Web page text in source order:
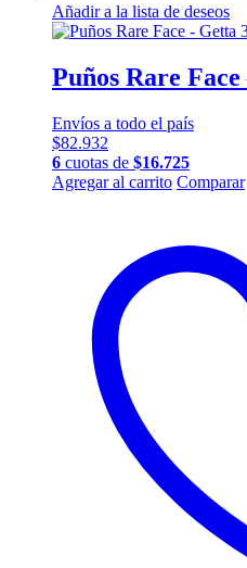
Añadir a la lista de deseos
Puños Rare
Envíos a todo el país
$82.932
6 cuotas de $16.725
Agregar al carrito Comparar